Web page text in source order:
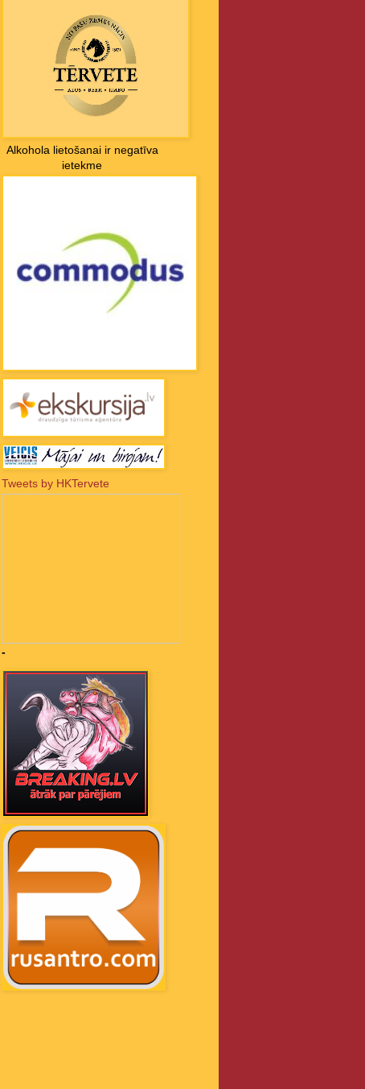
Alkohola lietošanai ir negatīva
ietekme
Tweets by HKTervete
-